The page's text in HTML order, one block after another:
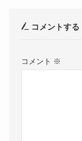
コメントする
コメント ※